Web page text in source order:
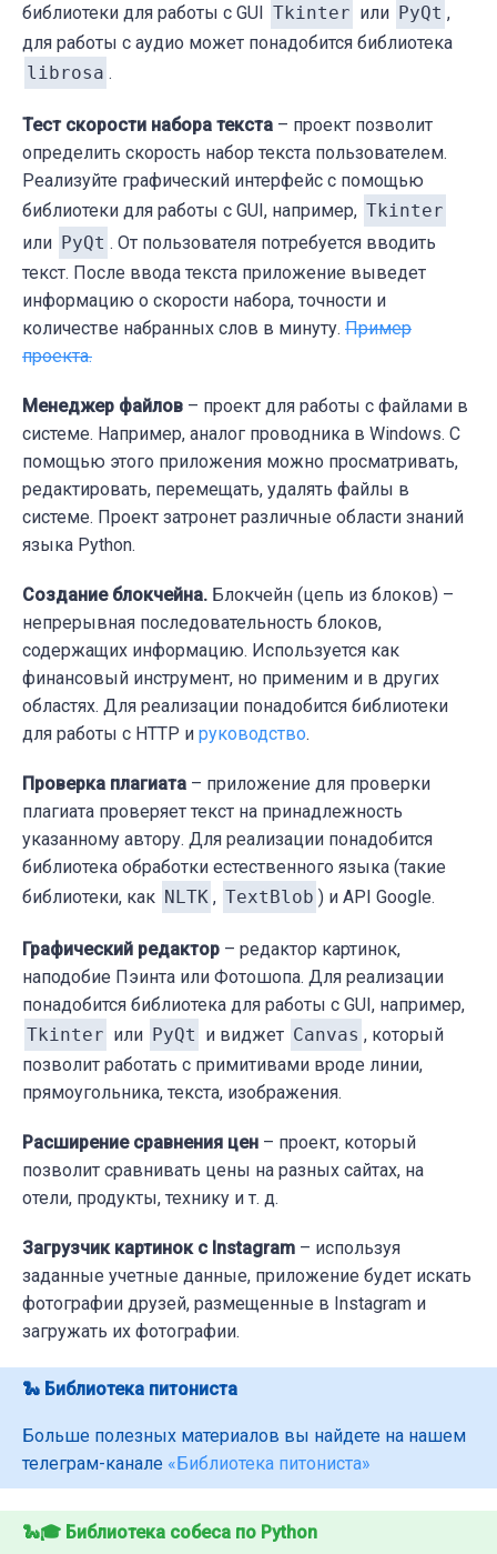
библиотеки для работы с GUI Tkinter или PyQt ,
для работы с аудио может понадобится библиотека
librosa .
Тест скорости набора текста – проект позволит
определить скорость набор текста пользователем.
Реализуйте графический интерфейс с помощью
библиотеки для работы с GUI, например, Tkinter
или PyQt . От пользователя потребуется вводить
текст. После ввода текста приложение выведет
информацию о скорости набора, точности и
количестве набранных слов в минуту. Пример
проекта.
Менеджер файлов – проект для работы с файлами в
системе. Например, аналог проводника в Windows. С
помощью этого приложения можно просматривать,
редактировать, перемещать, удалять файлы в
системе. Проект затронет различные области знаний
языка Python.
Создание блокчейна. Блокчейн (цепь из блоков) –
непрерывная последовательность блоков,
содержащих информацию. Используется как
финансовый инструмент, но применим и в других
областях. Для реализации понадобится библиотеки
для работы с HTTP и руководство.
Проверка плагиата – приложение для проверки
плагиата проверяет текст на принадлежность
указанному автору. Для реализации понадобится
библиотека обработки естественного языка (такие
библиотеки, как NLTK , TextBlob ) и API Google.
Графический редактор – редактор картинок,
наподобие Пэинта или Фотошопа. Для реализации
понадобится библиотека для работы с GUI, например,
Tkinter или PyQt и виджет Canvas , который
позволит работать с примитивами вроде линии,
прямоугольника, текста, изображения.
Расширение сравнения цен – проект, который
позволит сравнивать цены на разных сайтах, на
отели, продукты, технику и т. д.
Загрузчик картинок с Instagram – используя
заданные учетные данные, приложение будет искать
фотографии друзей, размещенные в Instagram и
загружать их фотографии.
🐍 Библиотека питониста
Больше полезных материалов вы найдете на нашем
телеграм-канале «Библиотека питониста»
🐍🎓 Библиотека собеса по Python